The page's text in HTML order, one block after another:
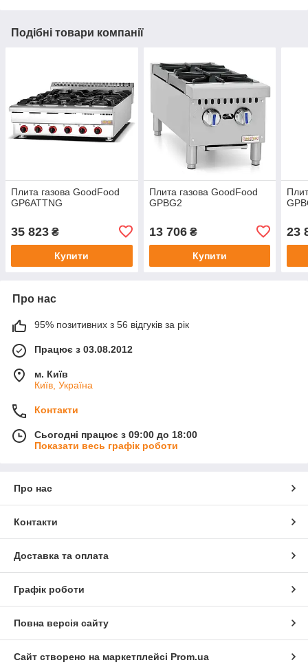
Подібні товари компанії
Плита газова GoodFood
GP6ATTNG
35 823 ₴
Купити
Плита газова GoodFood
GPBG2
13 706₴
Купити
23
Про нас
95% позитивних з 56 відгуків за рік
Працює з 03.08.2012
м. Київ
Київ, Україна
Контакти
Сьогодні працює з 09:00 до 18:00
Показати весь графік роботи
Про нас
Контакти
Доставка та оплата
Графік роботи
Повна версія сайту
Сайт створено на маркетплейсі Prom.ua